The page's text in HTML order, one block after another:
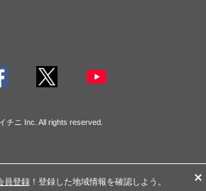
チニ Inc. All rights reserved.
員登録！登録した地域情報を確認しよう。